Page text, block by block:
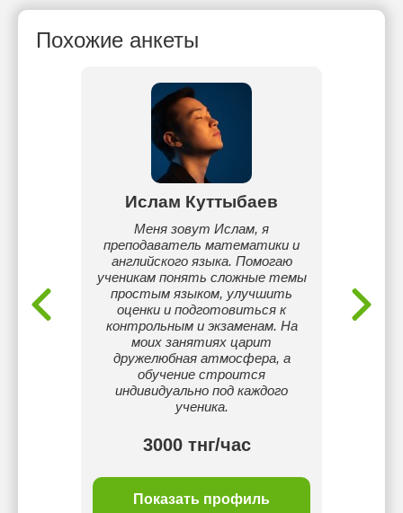
Похожие анкеты
Ислам Куттыбаев
Меня зовут Ислам, я
преподаватель математики и
английского языка. Помогаю
ученикам понять сложные темы
простым языком, улучшить
оценки и подготовиться к
контрольным и экзаменам. На
моих занятиях царит
дружелюбная атмосфера, а
обучение строится
индивидуально под каждого
ученика.
3000 тнг/час
Показать профиль